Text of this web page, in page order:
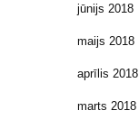
jūnijs 2018
maijs 2018
aprīlis 2018
marts 2018